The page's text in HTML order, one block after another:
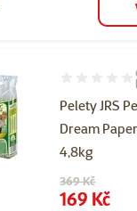
Pelety JRS
Dream
4,8kg
Hodnocení
Původní cena
369 Kč
Cena
169 Kč